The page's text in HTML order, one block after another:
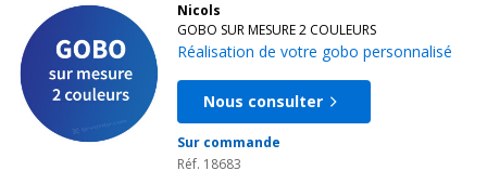
Nicols
GOBO SUR MESURE 2 COULEURS
Réalisation de votre gobo personnalisé
Nous consulter
Sur commande
Réf. 18683